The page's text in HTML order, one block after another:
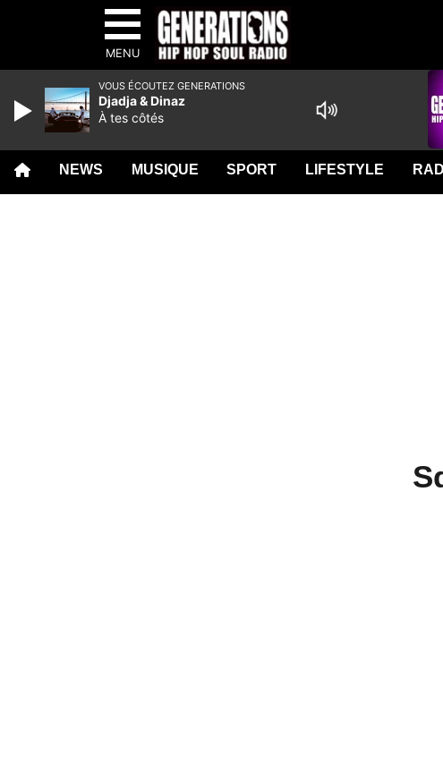
MENU
NEWS MUSIQUE SPORT LIFESTYLE
VOUS ÉCOUTEZ GENERATIONS
Djadja & Dinaz
À tes côtés